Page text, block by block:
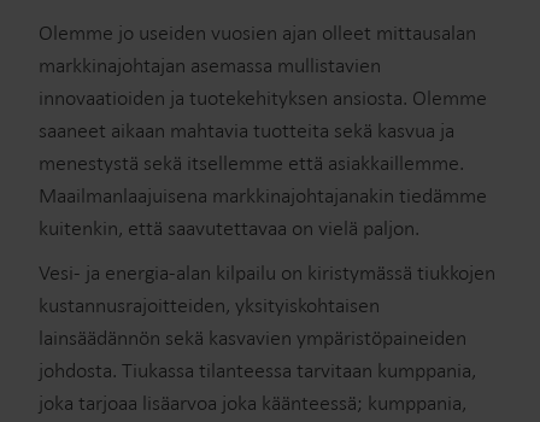
Olemme jo useiden vuosien ajan olleet mittausalan
markkinajohtajan asemassa mullistavien
innovaatioiden ja tuotekehityksen ansiosta. Olemme
saaneet aikaan mahtavia tuotteita sekä kasvua ja
menestystä sekä itsellemme että asiakkaillemme.
Maailmanlaajuisena markkinajohtajanakin tiedämme
kuitenkin, että saavutettavaa on vielä paljon.
Vesi- ja energia-alan kilpailu on kiristymässä tiukkojen
kustannusrajoitteiden, yksityiskohtaisen
lainsäädännön sekä kasvavien ympäristöpaineiden
johdosta. Tiukassa tilanteessa tarvitaan kumppania,
joka tarjoaa lisäarvoa joka käänteessä; kumppania,